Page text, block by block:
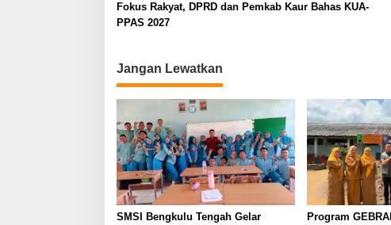
Fokus Rakyat, DPRD dan Pemkab Kaur Bahas KUA-
PPAS 2027
Jangan Lewatkan
SMSI Bengkulu Tengah Gelar Program